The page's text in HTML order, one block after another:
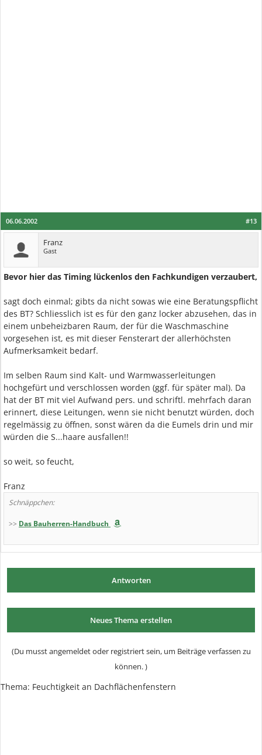
#13
06.06.2002
Franz
Gast
Bevor hier das Timing lückenlos den Fachkundigen verzaubert,
sagt doch einmal; gibts da nicht sowas wie eine Beratungspflicht
des BT? Schliesslich ist es für den ganz locker abzusehen, das in
einem unbeheizbaren Raum, der für die Waschmaschine
vorgesehen ist, es mit dieser Fensterart der allerhöchsten
Aufmerksamkeit bedarf.
Im selben Raum sind Kalt- und Warmwasserleitungen
hochgefürt und verschlossen worden (ggf. für später mal). Da
hat der BT mit viel Aufwand pers. und schriftl. mehrfach daran
erinnert, diese Leitungen, wenn sie nicht benutzt würden, doch
regelmässig zu öffnen, sonst wären da die Eumels drin und mir
würden die S...haare ausfallen!!
so weit, so feucht,
Franz
Schnäppchen:
>> Das Bauherren-Handbuch
Antworten
Neues Thema erstellen
(Du musst angemeldet oder registriert sein, um Beiträge verfassen zu
können. )
Thema: Feuchtigkeit an Dachflächenfenstern